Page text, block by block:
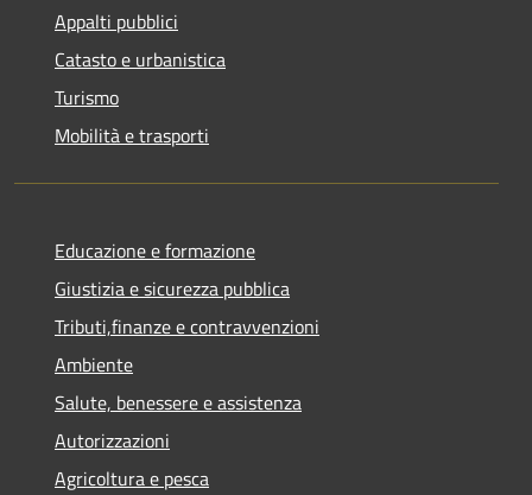
Appalti pubblici
Catasto e urbanistica
Turismo
Mobilità e trasporti
Educazione e formazione
Giustizia e sicurezza pubblica
Tributi,finanze e contravvenzioni
Ambiente
Salute, benessere e assistenza
Autorizzazioni
Agricoltura e pesca